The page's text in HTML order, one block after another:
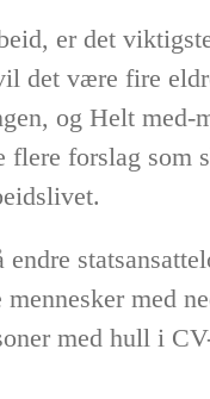
er det
det være fire
og Helt med-
forslag som
med
med hull i